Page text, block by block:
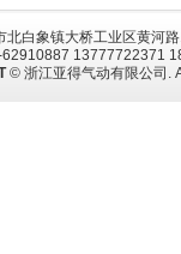
北白象镇大桥工业区黄河
62910887
© 浙江亚得气动有限公